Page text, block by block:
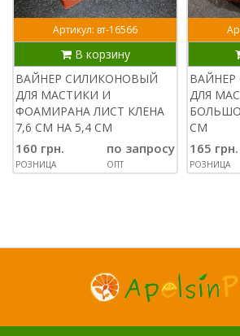
Артикул: вт-16566
В корзину
ВАЙНЕР СИЛИКОНОВЫЙ
ДЛЯ МАСТИКИ И
ФОАМИРАНА ЛИСТ КЛЕНА
7,6 СМ НА 5,4 СМ
160 грн.
РОЗНИЦА
по запросу
ОПТ
ДЛЯ
СМ
165 грн.
РОЗНИЦА